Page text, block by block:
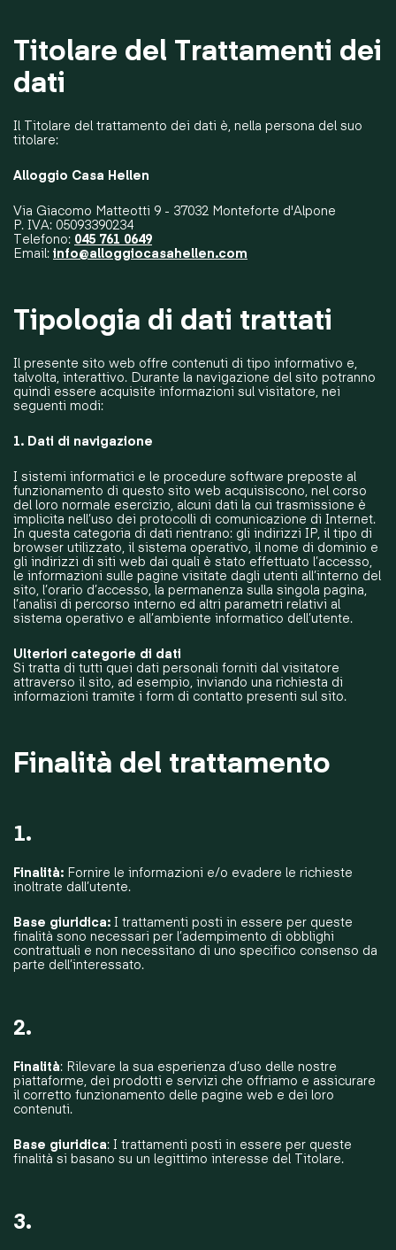
Titolare del Trattamenti dei
dati
Il Titolare del trattamento dei dati è, nella persona del suo
titolare:
Alloggio Casa Hellen
Via Giacomo Matteotti 9 - 37032 Monteforte d'Alpone
P. IVA: 05093390234
Telefono: 045 761 0649
Email: info@alloggiocasahellen.com
Tipologia di dati trattati
Il presente sito web offre contenuti di tipo informativo e,
talvolta, interattivo. Durante la navigazione del sito potranno
quindi essere acquisite informazioni sul visitatore, nei
seguenti modi:
1. Dati di navigazione
I sistemi informatici e le procedure software preposte al
funzionamento di questo sito web acquisiscono, nel corso
del loro normale esercizio, alcuni dati la cui trasmissione è
implicita nell’uso dei protocolli di comunicazione di Internet.
In questa categoria di dati rientrano: gli indirizzi IP, il tipo di
browser utilizzato, il sistema operativo, il nome di dominio e
gli indirizzi di siti web dai quali è stato effettuato l’accesso,
le informazioni sulle pagine visitate dagli utenti all’interno del
sito, l’orario d’accesso, la permanenza sulla singola pagina,
l’analisi di percorso interno ed altri parametri relativi al
sistema operativo e all’ambiente informatico dell’utente.
Ulteriori categorie di dati
Si tratta di tutti quei dati personali forniti dal visitatore
attraverso il sito, ad esempio, inviando una richiesta di
informazioni tramite i form di contatto presenti sul sito.
Finalità del trattamento
1.
Finalità: Fornire le informazioni e/o evadere le richieste
inoltrate dall’utente.
Base giuridica: I trattamenti posti in essere per queste
finalità sono necessari per l’adempimento di obblighi
contrattuali e non necessitano di uno specifico consenso da
parte dell’interessato.
2.
Finalità: Rilevare la sua esperienza d’uso delle nostre
piattaforme, dei prodotti e servizi che offriamo e assicurare
il corretto funzionamento delle pagine web e dei loro
contenuti.
Base giuridica: I trattamenti posti in essere per queste
finalità si basano su un legittimo interesse del Titolare.
3.